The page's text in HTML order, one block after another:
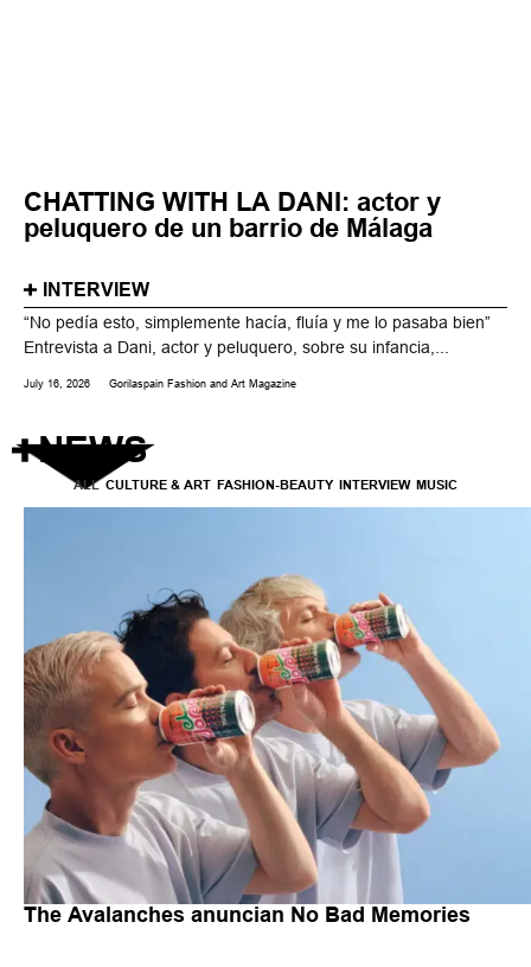
CHATTING WITH LA DANI: actor y
peluquero de un barrio de Málaga
INTERVIEW
“No pedía esto, simplemente hacía, fluía y me lo pasaba bien”
Entrevista a Dani, actor y peluquero, sobre su infancia,...
July 16, 2026 Gorilaspain Fashion and Art Magazine
NEWS
CULTURE & ART FASHION-BEAUTY INTERVIEW MUSIC
ALL
The Avalanches anuncian No Bad Memories